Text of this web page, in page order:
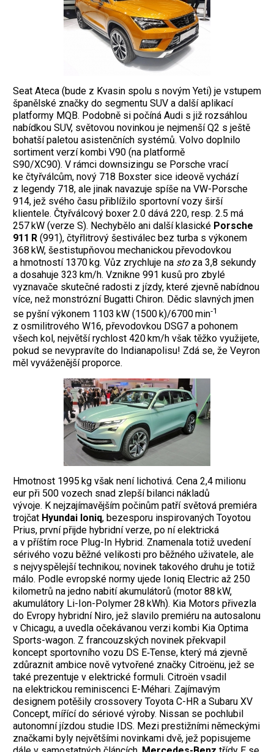
Seat Ateca (bude z Kvasin spolu s novým Yeti) je vstupem
španělské značky do segmentu SUV a další aplikací
platformy MQB. Podobně si počíná Audi s již rozsáhlou
nabídkou SUV, světovou novinkou je nejmenší Q2 s ještě
bohatší paletou asistenčních systémů. Volvo doplnilo
sortiment verzí kombi V90 (na platformě
S90/XC90). V rámci downsizingu se Porsche vrací
ke čtyřválcům, nový 718 Boxster sice ideově vychází
z legendy 718, ale jinak navazuje spíše na VW-Porsche
914, jež svého času přiblížilo sportovní vozy širší
klientele. Čtyřválcový boxer 2.0 dává 220, resp. 2.5 má
257 kW (verze S). Nechybělo ani další klasické Porsche
911 R (991), čtyřlitrový šestiválec bez turba s výkonem
368 kW, šestistupňovou mechanickou převodovkou
a hmotností 1370 kg. Vůz zrychluje na stoza 3,8 sekundy
a dosahuje 323 km/h. Vznikne 991 kusů pro zbylé
vyznavače skutečné radosti z jízdy, které zjevně nabídnou
více, než monstrózní Bugatti Chiron. Dědic slavných jmen
se pyšní výkonem 1103 kW (1500 k)/6700 min‑1
z osmilitrového W16, převodovkou DSG7 a pohonem
všech kol, největší rychlost 420 km/h však těžko využijete,
pokud se nevypravíte do Indianapolisu! Zdá se, že Veyron
měl vyváženější proporce.
Hmotnost 1995 kg však není lichotivá. Cena 2,4 milionu
eur při 500 vozech snad zlepší bilanci nákladů
vývoje. K nejzajímavějším počinům patří světová premiéra
trojčat Hyundai Ioniq, bezesporu inspirovaných Toyotou
Prius, první přijde hybridní verze, po ní elektrická
a v příštím roce Plug-In Hybrid. Znamenala totiž uvedení
sérivého vozu běžné velikosti pro běžného uživatele, ale
s nejvyspělejší technikou; novinek takového druhu je totiž
málo. Podle evropské normy ujede Ioniq Electric až 250
kilometrů na jedno nabití akumulátorů (motor 88 kW,
akumulátory Li-Ion-Polymer 28 kWh). Kia Motors přivezla
do Evropy hybridní Niro, jež slavilo premiéru na autosalonu
v Chicagu, a uvedla očekávanou verzi kombi Kia Optima
Sports-wagon. Z francouzských novinek překvapil
koncept sportovního vozu DS E‑Tense, který má zjevně
zdůraznit ambice nově vytvořené značky Citroënu, jež se
také prezentuje v elektrické formuli. Citroën vsadil
na elektrickou reminiscenci E-Méhari. Zajímavým
designem potěšily crossovery Toyota C-HR a Subaru XV
Concept, mířící do sériové výroby. Nissan se pochlubil
autonomní jízdou studie IDS. Mezi prestižními německými
značkami byly největšími novinkami dvě, jež popisujeme